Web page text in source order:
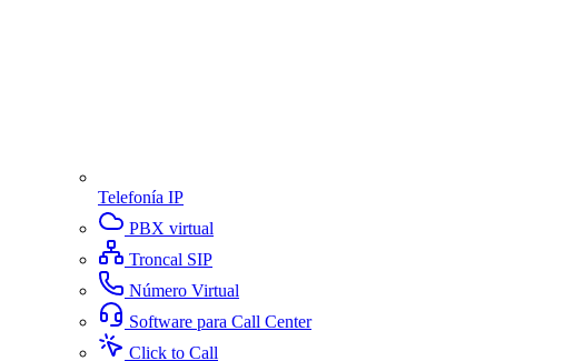
Telefonía IP
PBX virtual
Troncal SIP
Número Virtual
Software para Call Center
Click to Call